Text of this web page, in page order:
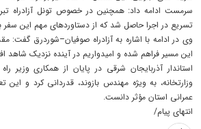
سرمست ادامه داد: همچنین در خصوص تونل آزادراه
تسریع در اجرا حاصل شد که از دستاوردهای مهم این سفر
این مسیر فراهم شده و امیدواریم در آینده نزدیک شاهد
استاندار آذربایجان شرقی در پایان از همکاری وزیر
وزارتخانه، به‌ ویژه مهندس بازوند، قدردانی کرد و این
عمرانی استان مؤثر دانست.
انتهای پیام/